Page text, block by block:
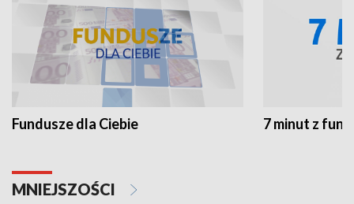
Fundusze dla Ciebie 7 minut z
MNIEJSZOŚCI